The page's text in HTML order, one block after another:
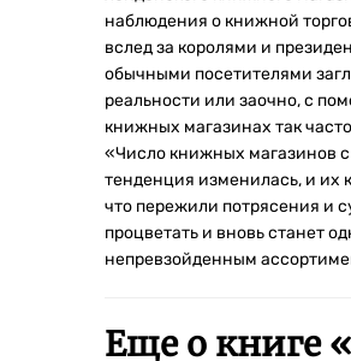
наблюдения о книжной
вслед за королями и
обычными посетителями
реальности или заочно, с
книжных магазинах так
«Число книжных магазинов с
тенденция изменилась, и их
что пережили потрясения и
процветать и вновь станет
непревзойденным
Еще о книге «